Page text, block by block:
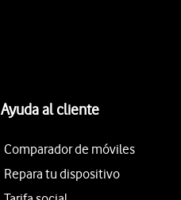
Ayuda al cliente
Comparador de móviles
Repara tu dispositivo